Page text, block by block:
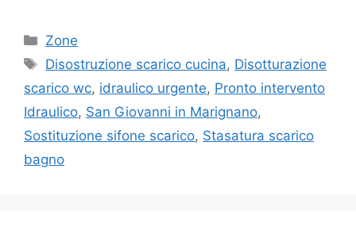
Categorie
Zone
Tag
Disostruzione scarico cucina, Disotturazione
scarico wc, idraulico urgente, Pronto intervento
Idraulico, San Giovanni in Marignano,
Sostituzione sifone scarico, Stasatura scarico
bagno